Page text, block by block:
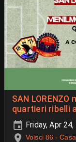
SAN LORENZO
quartieri ribelli
Friday, Apr
Volsci 86 -